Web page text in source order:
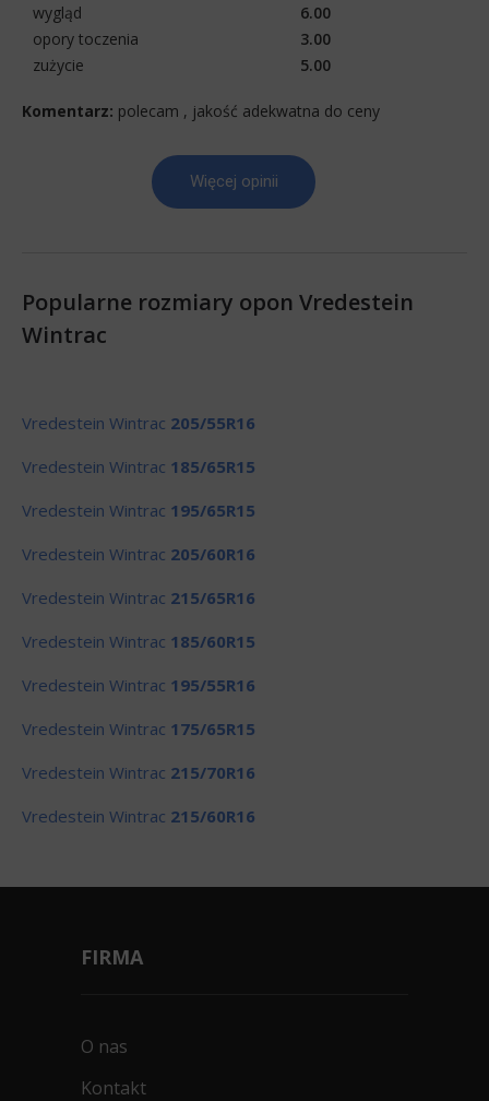
wygląd
6.00
opory toczenia
3.00
zużycie
5.00
Komentarz: polecam , jakość adekwatna do ceny
Więcej opinii
Popularne rozmiary opon Vredestein
Wintrac
Vredestein Wintrac 205/55R16
Vredestein Wintrac 185/65R15
Vredestein Wintrac 195/65R15
Vredestein Wintrac 205/60R16
Vredestein Wintrac 215/65R16
Vredestein Wintrac 185/60R15
Vredestein Wintrac 195/55R16
Vredestein Wintrac 175/65R15
Vredestein Wintrac 215/70R16
Vredestein Wintrac 215/60R16
FIRMA
O nas
Kontakt